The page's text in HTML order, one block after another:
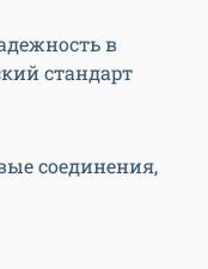
в
стандарт
соединения,